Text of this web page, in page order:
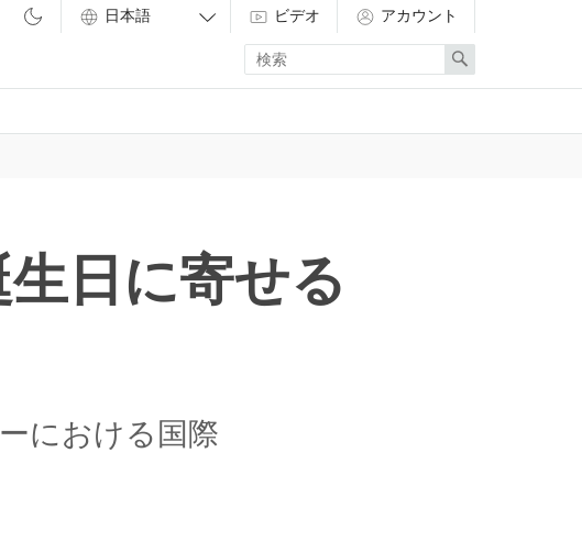
ビデオ アカウント
Enter
search
term
Search
日に寄せる
における国際